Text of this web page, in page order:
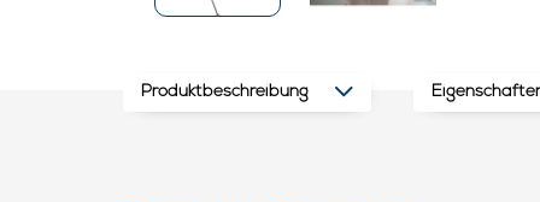
Produktbeschreibung